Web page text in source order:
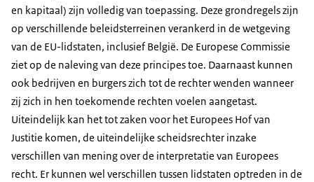
en kapitaal) zijn volledig van toepassing. Deze grondregels zijn
op verschillende beleidsterreinen verankerd in de wetgeving
van de EU-lidstaten, inclusief België. De Europese Commissie
ziet op de naleving van deze principes toe. Daarnaast kunnen
ook bedrijven en burgers zich tot de rechter wenden wanneer
zij zich in hen toekomende rechten voelen aangetast.
Uiteindelijk kan het tot zaken voor het Europees Hof van
Justitie komen, de uiteindelijke scheidsrechter inzake
verschillen van mening over de interpretatie van Europees
recht. Er kunnen wel verschillen tussen lidstaten optreden in de